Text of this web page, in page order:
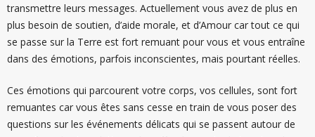
transmettre leurs messages. Actuellement vous avez de plus en
plus besoin de soutien, d’aide morale, et d’Amour car tout ce qui
se passe sur la Terre est fort remuant pour vous et vous entraîne
dans des émotions, parfois inconscientes, mais pourtant réelles.
Ces émotions qui parcourent votre corps, vos cellules, sont fort
remuantes car vous êtes sans cesse en train de vous poser des
questions sur les événements délicats qui se passent autour de